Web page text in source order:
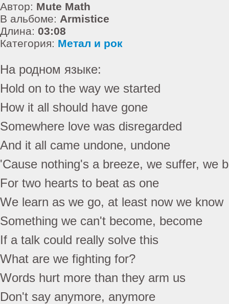
Автор: Mute Math
В альбоме: Armistice
Длина: 03:08
Категория: Метал и рок
На родном языке:
Hold on to the way we started
How it all should have gone
Somewhere love was disregarded
And it all came undone, undone
'Cause nothing's a breeze, we suffer, we
For two hearts to beat as one
We learn as we go, at least now we know
Something we can't become, become
If a talk could really solve this
What are we fighting for?
Words hurt more than they arm us
Don't say anymore, anymore